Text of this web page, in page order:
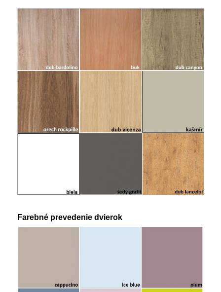
Farebné prevedenie dvierok